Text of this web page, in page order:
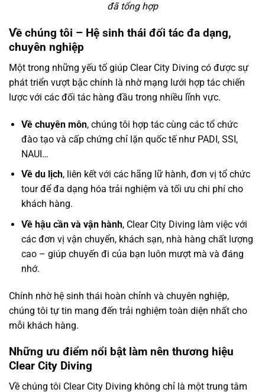
đã tổng hợp
Về chúng tôi – Hệ sinh thái đối tác đa dạng,
chuyên nghiệp
Một trong những yếu tố giúp Clear City Diving có được sự
phát triển vượt bậc chính là nhờ mạng lưới hợp tác chiến
lược với các đối tác hàng đầu trong nhiều lĩnh vực.
Về chuyên môn, chúng tôi hợp tác cùng các tổ chức
đào tạo và cấp chứng chỉ lặn quốc tế như PADI, SSI,
NAUI…
Về du lịch, liên kết với các hãng lữ hành, đơn vị tổ chức
tour để đa dạng hóa trải nghiệm và tối ưu chi phí cho
khách hàng.
Về hậu cần và vận hành, Clear City Diving làm việc với
các đơn vị vận chuyển, khách sạn, nhà hàng chất lượng
cao – giúp chuyến đi của bạn luôn mượt mà và đáng
nhớ.
Chính nhờ hệ sinh thái hoàn chỉnh và chuyên nghiệp,
chúng tôi tự tin mang đến trải nghiệm toàn diện nhất cho
mỗi khách hàng.
Những ưu điểm nổi bật làm nên thương hiệu
Clear City Diving
Về chúng tôi Clear City Diving không chỉ là một trung tâm